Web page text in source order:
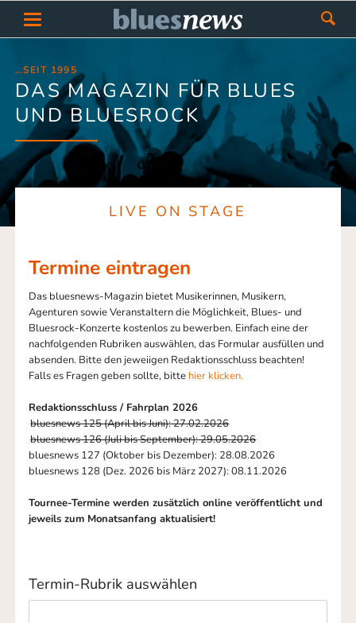
…SEIT 1995
DAS MAGAZIN FÜR BLUES
UND BLUESROCK
LIVE ON STAGE
Termine eintragen
Das bluesnews-Magazin bietet Musikerinnen, Musikern,
Agenturen sowie Veranstaltern die Möglichkeit, Blues- und
Bluesrock-Konzerte kostenlos zu bewerben. Einfach eine der
nachfolgenden Rubriken auswählen, das Formular ausfüllen und
absenden. Bitte den jeweiigen Redaktionsschluss beachten!
Falls es Fragen geben sollte, bitte hier klicken.
Redaktionsschluss / Fahrplan 2026
bluesnews 125 (April bis Juni): 27.02.2026
bluesnews 126 (Juli bis September): 29.05.2026
bluesnews 127 (Oktober bis Dezember): 28.08.2026
bluesnews 128 (Dez. 2026 bis März 2027): 08.11.2026
Tournee-Termine werden zusätzlich online veröffentlicht und
jeweils zum Monatsanfang aktualisiert!
Termin-Rubrik auswählen